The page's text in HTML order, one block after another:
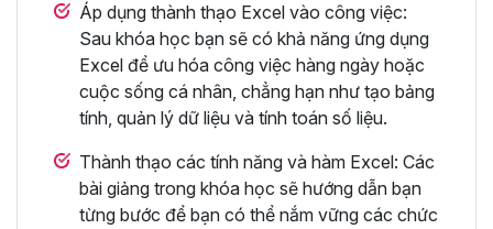
Áp dụng thành thạo Excel vào công việc:
Sau khóa học bạn sẽ có khả năng ứng dụng
Excel để ưu hóa công việc hàng ngày hoặc
cuộc sống cá nhân, chẳng hạn như tạo bảng
tính, quản lý dữ liệu và tính toán số liệu.
Thành thạo các tính năng và hàm Excel: Các
bài giảng trong khóa học sẽ hướng dẫn bạn
từng bước để bạn có thể nắm vững các chức